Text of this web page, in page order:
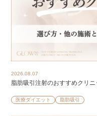
2026.08.07
脂肪吸引注射のおすすめクリ
医療ダイエット 脂肪吸引